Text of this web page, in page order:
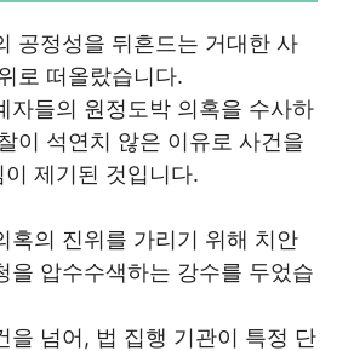
공정성을 뒤흔드는 거대한 사
로 떠올랐습니다.
자들의 원정도박 의혹을 수사하
이 석연치 않은 이유로 사건을
제기된 것입니다.
혹의 진위를 가리기 위해 치안
을 압수수색하는 강수를 두었습
을 넘어, 법 집행 기관이 특정 단